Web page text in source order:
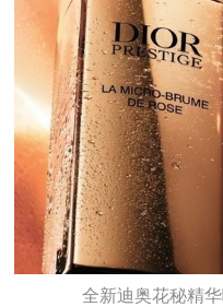
全新迪奥花秘精